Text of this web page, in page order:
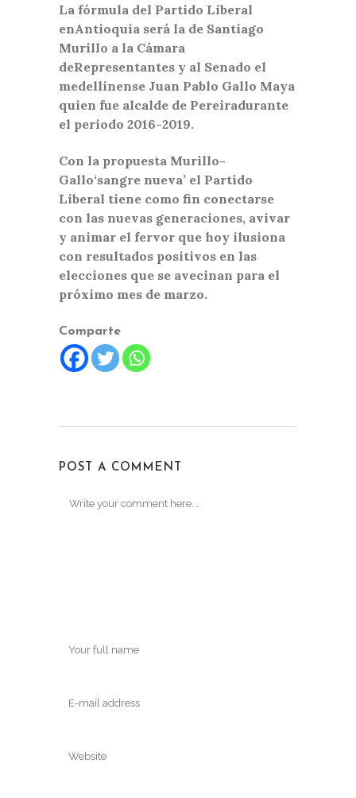
La fórmula del Partido Liberal
enAntioquia será la de Santiago
Murillo a la Cámara
deRepresentantes y al Senado el
medellinense Juan Pablo Gallo Maya
quien fue alcalde de Pereiradurante
el periodo 2016-2019.
Con la propuesta Murillo-
Gallo‘sangre nueva’ el Partido
Liberal tiene como fin conectarse
con las nuevas generaciones, avivar
y animar el fervor que hoy ilusiona
con resultados positivos en las
elecciones que se avecinan para el
próximo mes de marzo.
Comparte
POST A COMMENT